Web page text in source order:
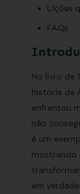
Lições
FAQs
No livro de
história de
enfrentou
não
é um
mostrando
em